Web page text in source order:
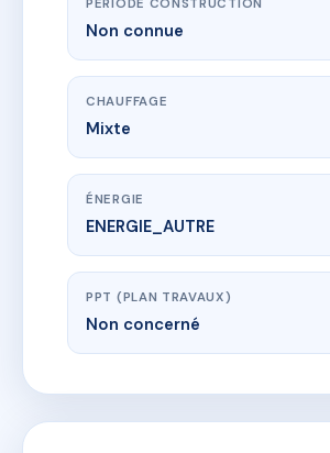
PÉRIODE CONSTRUCTION
Non connue
CHAUFFAGE
Mixte
ÉNERGIE
ENERGIE_AUTRE
PPT (PLAN TRAVAUX)
Non concerné